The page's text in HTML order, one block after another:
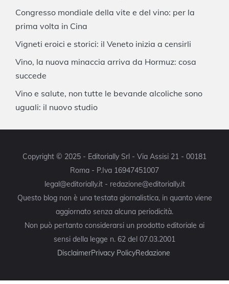
Congresso mondiale della vite e del vino: per la
prima volta in Cina
Vigneti eroici e storici: il Veneto inizia a censirli
Vino, la nuova minaccia arriva da Hormuz: cosa
succede
Vino e salute, non tutte le bevande alcoliche sono
uguali: il nuovo studio
Copyright © 2025 - Editorially Srl - Via Assisi 21 - 00181
Roma - P.Iva 16947451007
legal@editorially.it - redazione@editorially.it
Questo blog non è una testata giornalistica, in quanto viene
aggiornato senza alcuna periodicità.
Non può pertanto considerarsi un prodotto editoriale ai
sensi della legge n. 62 del 07.03.2001
DisclaimerPrivacy PolicyRedazione